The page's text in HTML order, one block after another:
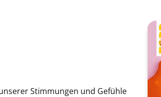
Stimmungen und Gefühle